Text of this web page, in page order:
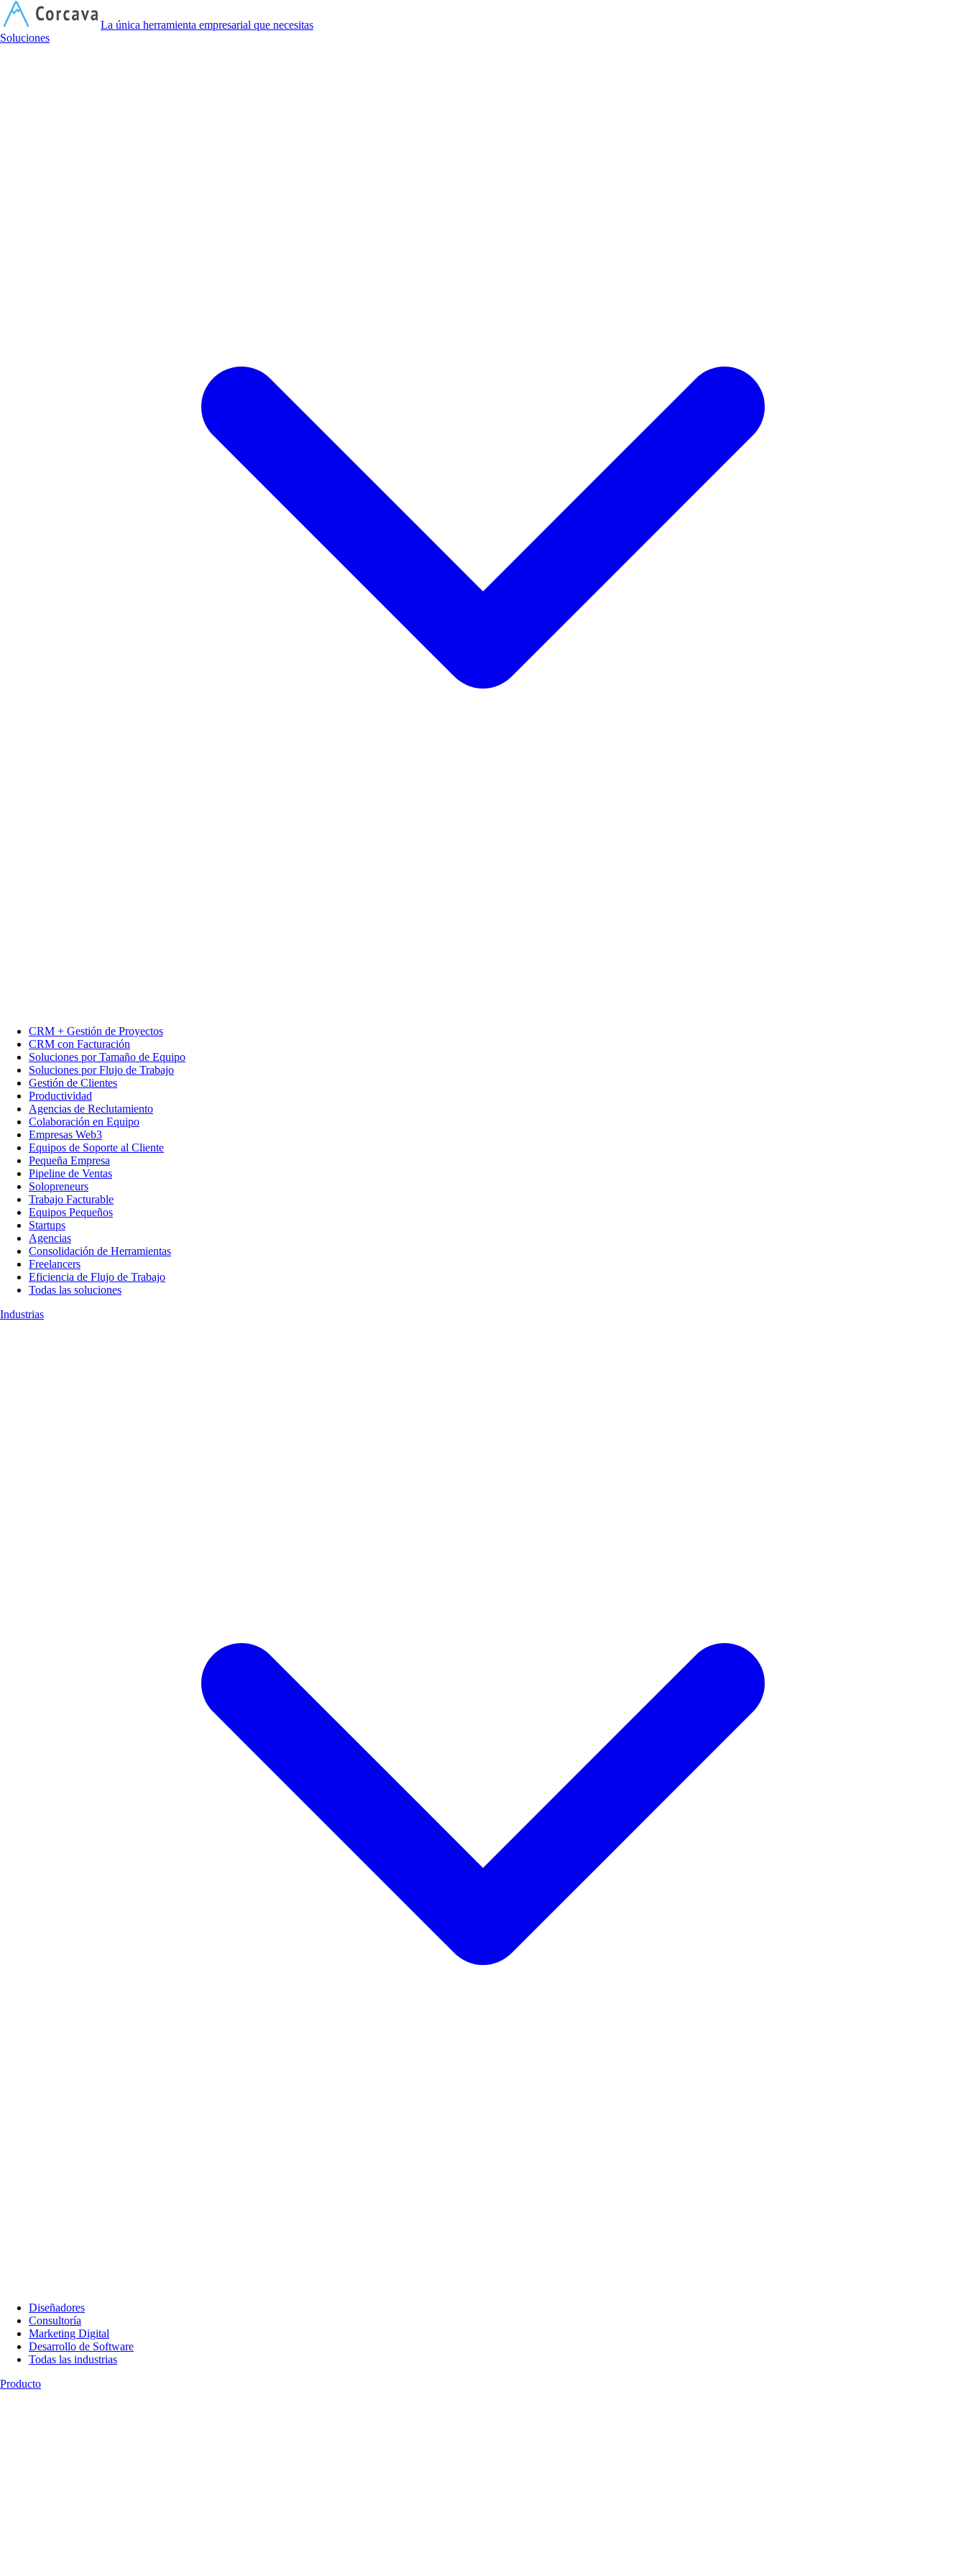
La única herramienta empresarial que necesitas
Soluciones
CRM + Gestión de Proyectos
CRM con Facturación
Soluciones por Tamaño de Equipo
Soluciones por Flujo de Trabajo
Gestión de Clientes
Productividad
Agencias de Reclutamiento
Colaboración en Equipo
Empresas Web3
Equipos de Soporte al Cliente
Pequeña Empresa
Pipeline de Ventas
Solopreneurs
Trabajo Facturable
Equipos Pequeños
Startups
Agencias
Consolidación de Herramientas
Freelancers
Eficiencia de Flujo de Trabajo
Todas las soluciones
Industrias
Diseñadores
Consultoría
Marketing Digital
Desarrollo de Software
Todas las industrias
Producto